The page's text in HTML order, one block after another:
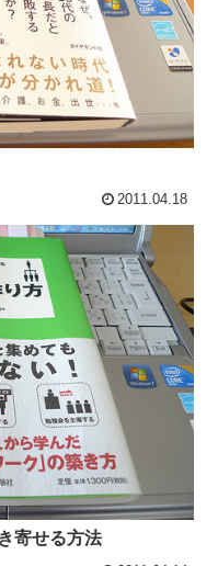
2011.04.18
寄せる方法